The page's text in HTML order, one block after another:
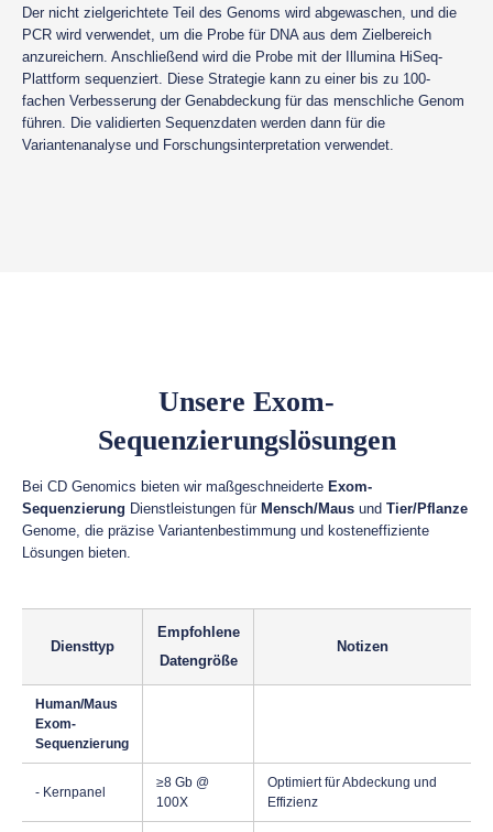
Der nicht zielgerichtete Teil des Genoms wird abgewaschen, und die
PCR wird verwendet, um die Probe für DNA aus dem Zielbereich
anzureichern. Anschließend wird die Probe mit der Illumina HiSeq-
Plattform sequenziert. Diese Strategie kann zu einer bis zu 100-
fachen Verbesserung der Genabdeckung für das menschliche Genom
führen. Die validierten Sequenzdaten werden dann für die
Variantenanalyse und Forschungsinterpretation verwendet.
Unsere Exom-
Sequenzierungslösungen
Bei CD Genomics bieten wir maßgeschneiderte Exom-
Sequenzierung Dienstleistungen für Mensch/Maus und Tier/Pflanze
Genome, die präzise Variantenbestimmung und kosteneffiziente
Lösungen bieten.
Diensttyp
Empfohlene
Datengröße
Notizen
Human/Maus
Exom-
Sequenzierung
- Kernpanel
≥8 Gb @
100X
Optimiert für Abdeckung und
Effizienz